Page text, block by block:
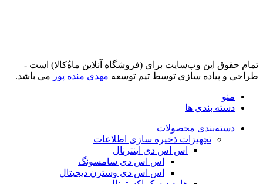
تمام حقوق اين وب‌سايت برای (فروشگاه آنلاین ماه‌‌‌‌‌‌ُکالا) است -
طراحی و پیاده سازی توسط تیم توسعه مهدی منده پور می باشد.
منو
دسته بندی ها
دسته‌بندی محصولات
تجهیزات ذخیره سازی اطلاعات
اس اس دی اینترنال
اس اس دی سامسونگ
اس اس دی وسترن دیجیتال